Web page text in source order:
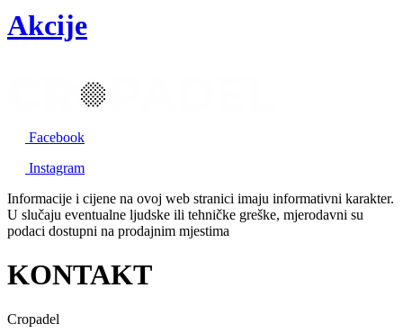
Akcije
Facebook
Instagram
Informacije i cijene na ovoj web stranici imaju informativni karakter.
U slučaju eventualne ljudske ili tehničke greške, mjerodavni su
podaci dostupni na prodajnim mjestima
KONTAKT
Cropadel